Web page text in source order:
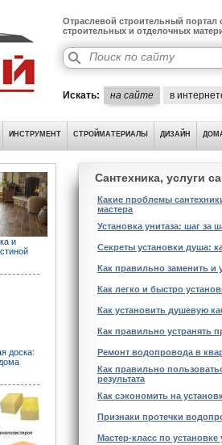
Отраслевой строительный портал
строительных и отделочных
Искать: на сайте в
ИНСТРУМЕНТ СТРОЙМАТЕРИАЛЫ ДИЗАЙН
и
доска:
Сантехника, услуги
Какие проблемы
мастера
Установка унитаза: шаг за
Секреты установки душа:
Как правильно заменить и
Как легко и быстро
Как установить душевую
Как правильно устранять
Ремонт водопровода в
Как правильно
результата
Как сэкономить на
Признаки протечки
Мастер-класс по